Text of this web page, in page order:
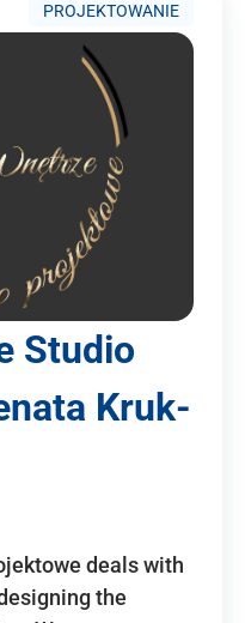
PROJEKTOWANIE
Studio
Kruk-
deals with
the